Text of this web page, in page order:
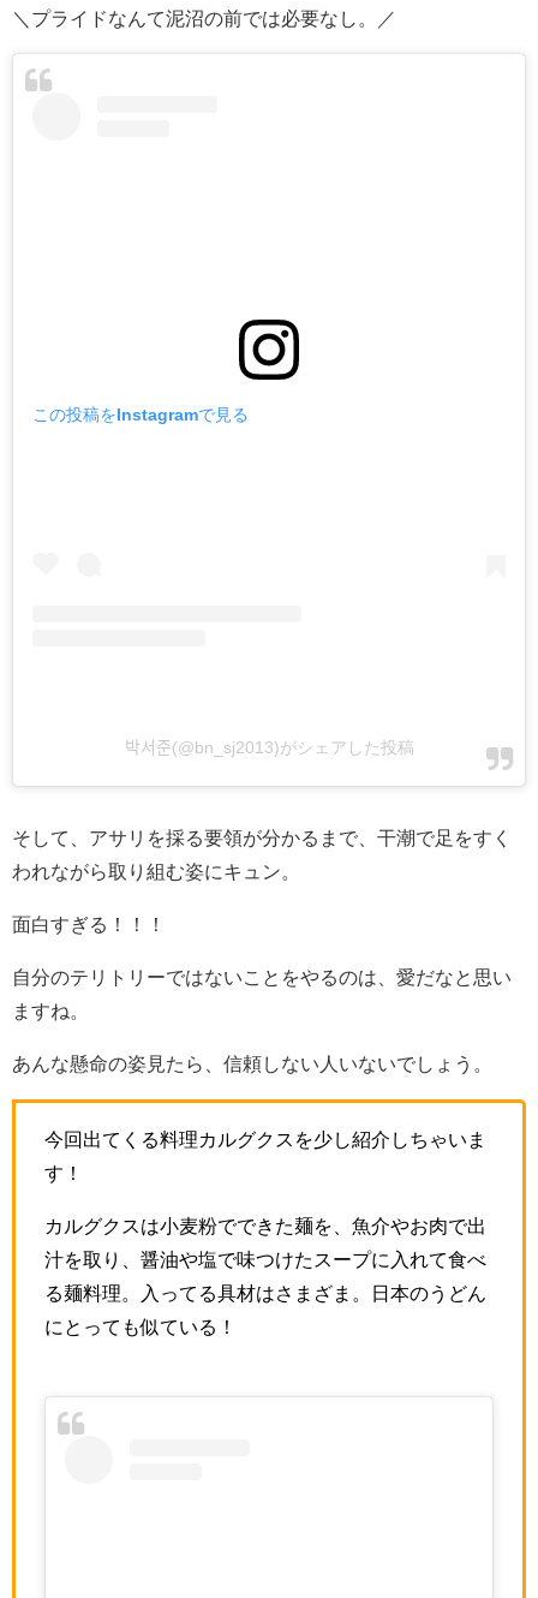
＼プライドなんて泥沼の前では必要なし。／
この投稿をInstagramで見る
박서준(@bn_sj2013)がシェアした投稿
そして、アサリを採る要領が分かるまで、干潮で足をすく
われながら取り組む姿にキュン。
面白すぎる！！！
自分のテリトリーではないことをやるのは、愛だなと思い
ますね。
あんな懸命の姿見たら、信頼しない人いないでしょう。
今回出てくる料理カルグクスを少し紹介しちゃいま
す！
カルグクスは小麦粉でできた麺を、魚介やお肉で出
汁を取り、醤油や塩で味つけたスープに入れて食べ
る麺料理。入ってる具材はさまざま。日本のうどん
にとっても似ている！